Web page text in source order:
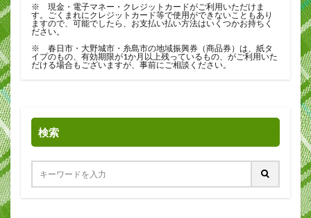
※ 現金・電子マネー・クレジットカードがご利用いただけま
す。ごくまれにクレジットカード等で使用ができないこともあり
ますので、可能でしたら、お支払い払い方法はいくつかお持ちく
ださい。
※ 春日市・大野城市・糸島市の地域振興券（商品券）は、紙タ
イプのもの、有効期限が1か月以上残っているもの、がご利用いた
だける場合もございますが、事前にご相談ください。
検索